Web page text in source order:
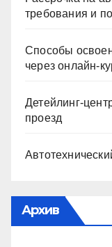
требования и
Способы
через онлайн-
Детейлинг-
проезд
Архив